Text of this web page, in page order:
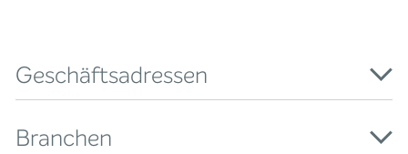
Geschäftsadressen
Branchen